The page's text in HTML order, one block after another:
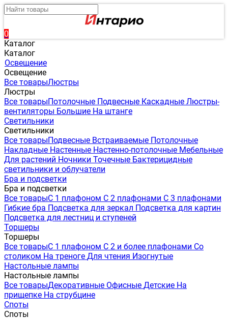
0
Каталог
Каталог
Освещение
Освещение
Все товарыЛюстры
Люстры
Все товарыПотолочные Подвесные Каскадные Люстры-
вентиляторы Большие На штанге
Светильники
Светильники
Все товарыПодвесные Встраиваемые Потолочные
Накладные Настенные Настенно-потолочные Мебельные
Для растений Ночники Точечные Бактерицидные
светильники и облучатели
Бра и подсветки
Бра и подсветки
Все товарыС 1 плафоном С 2 плафонами С 3 плафонами
Гибкие бра Подсветка для зеркал Подсветка для картин
Подсветка для лестниц и ступеней
Торшеры
Торшеры
Все товарыС 1 плафоном С 2 и более плафонами Со
столиком На треноге Для чтения Изогнутые
Настольные лампы
Настольные лампы
Все товарыДекоративные Офисные Детские На
прищепке На струбцине
Споты
Споты